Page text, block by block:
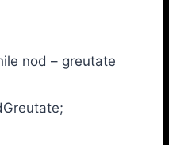
nod – greutate